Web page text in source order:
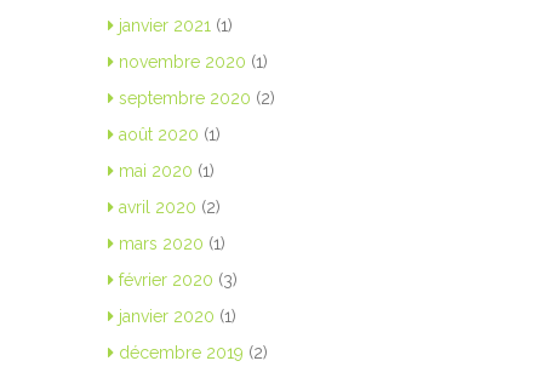
janvier 2021 (1)
novembre 2020 (1)
septembre 2020 (2)
août 2020 (1)
mai 2020 (1)
avril 2020 (2)
mars 2020 (1)
février 2020 (3)
janvier 2020 (1)
décembre 2019 (2)